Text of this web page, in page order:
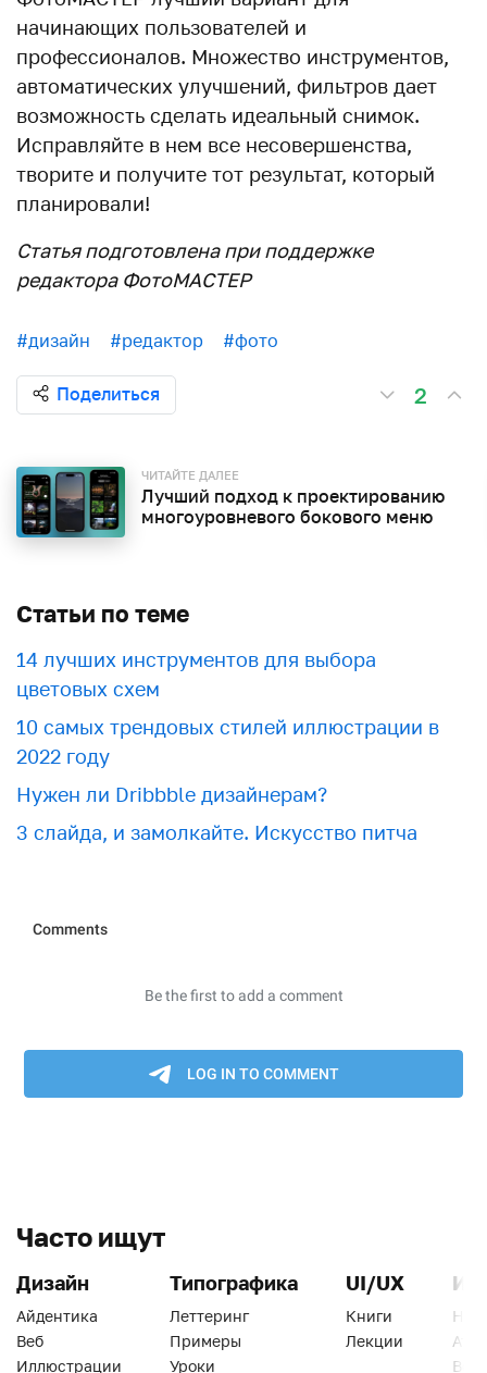
начинающих пользователей и
профессионалов. Множество инструментов,
автоматических улучшений, фильтров дает
возможность сделать идеальный снимок.
Исправляйте в нем все несовершенства,
творите и получите тот результат, который
планировали!
Статья подготовлена при поддержке
редактора ФотоМАСТЕР
#дизайн #редактор #фото
Поделиться 2
ЧИТАЙТЕ ДАЛЕЕ
Лучший подход к проектированию
многоуровневого бокового меню
Статьи по теме
​​14 лучших инструментов для выбора
цветовых схем
10 самых трендовых стилей иллюстрации в
2022 году
Нужен ли Dribbble дизайнерам?
3 слайда, и замолкайте. Искусство питча
Часто ищут
Дизайн
Айдентика
Веб
Иллюстрации
Типографика
Леттеринг
Примеры
Уроки
UI/UX
Книги
Лекции
Веб